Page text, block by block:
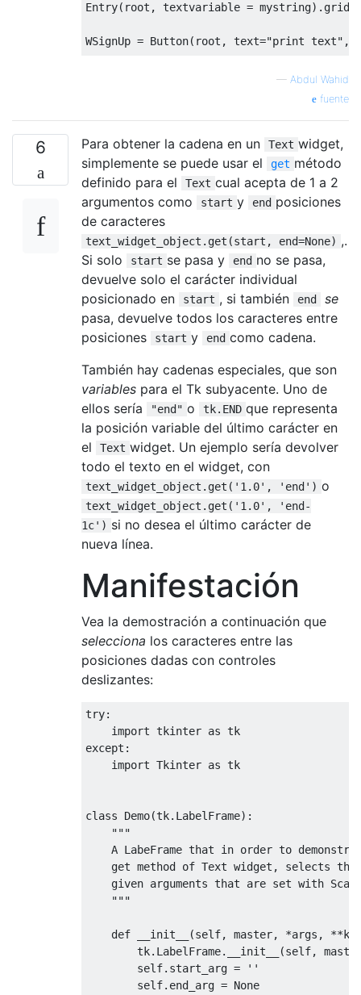
Entry( root , textvariable = mystring). grid
WSignUp = Button( root , text="print text" ,
# object. The mainloop method is what
# If you remove the line, the window
# immediately as the script stops
# that you will not even see the window
# Keeping the mainloop running also lets
# program running until you press the
root.mainloop
— Abdul Wahid
fuente
6 Para obtener la cadena en un Text widget,
simplemente se puede usar el
get método
definido para el
Text cual acepta de 1 a 2
argumentos como
start y end posiciones
de caracteres
text_widget_object.get(start, end=None) ,.
Si solo
start se pasa y end no se pasa,
devuelve solo el carácter individual
posicionado en
start , si también end
se
pasa, devuelve todos los caracteres entre
posiciones
start y end como cadena.
También hay cadenas especiales, que son
variables para el Tk subyacente. Uno de
ellos sería
"end" o tk.END que representa
la posición variable del último carácter en
el
Text widget. Un ejemplo sería devolver
todo el texto en el widget, con
text_widget_object.get('1.0', 'end') o
text_widget_object.get('1.0', 'end-
1c') si no desea el último carácter de
nueva línea.
Manifestación
Vea la demostración a continuación que
selecciona los caracteres entre las
posiciones dadas con controles
deslizantes:
try:
import tkinter as
except :
import Tkinter as tk
class Demo(tk. LabelFrame):
"""
A LabeFrame that in order to
get method of Text widget, selects
given arguments that are set with
    """
def __init__ (self, master, *args , **
        tk
. LabelFrame. __init__ (self,
        self
. start_arg =
''
        self
. end_arg = None